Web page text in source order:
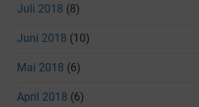
Juli 2018 (8)
Juni 2018 (10)
Mai 2018 (6)
April 2018 (6)